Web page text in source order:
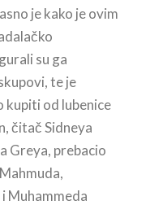
je kako je ovim
su ga
te je
od lubenice
čitač Sidneya
Greya, prebacio
i Muhammeda